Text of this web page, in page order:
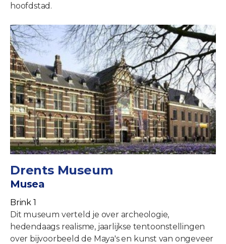
hoofdstad.
Drents Museum
Musea
Brink 1
Dit museum verteld je over archeologie,
hedendaags realisme, jaarlijkse tentoonstellingen
over bijvoorbeeld de Maya's en kunst van ongeveer